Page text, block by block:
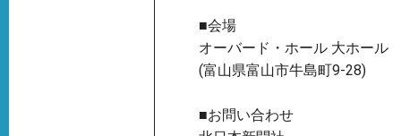
■会場
オーバード・ホール 大ホール
(富山県富山市牛島町9-28)
■お問い合わせ